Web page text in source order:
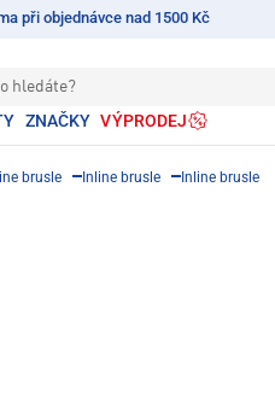
při objednávce nad 1500 Kč
hledáte?
ZNAČKY VÝPRODEJ
brusle Inline brusle Inline brusle